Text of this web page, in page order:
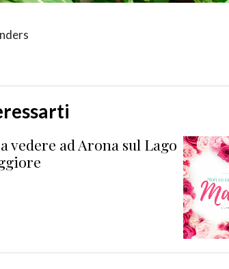
vedere ad Arona sul Lago